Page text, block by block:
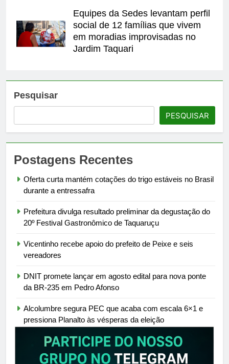
Equipes da Sedes levantam perfil
social de 12 famílias que vivem
em moradias improvisadas no
Jardim Taquari
Pesquisar
PESQUISAR
Postagens Recentes
Oferta curta mantém cotações do trigo estáveis no Brasil
durante a entressafra
Prefeitura divulga resultado preliminar da degustação do
20º Festival Gastronômico de Taquaruçu
Vicentinho recebe apoio do prefeito de Peixe e seis
vereadores
DNIT promete lançar em agosto edital para nova ponte
da BR-235 em Pedro Afonso
Alcolumbre segura PEC que acaba com escala 6×1 e
pressiona Planalto às vésperas da eleição